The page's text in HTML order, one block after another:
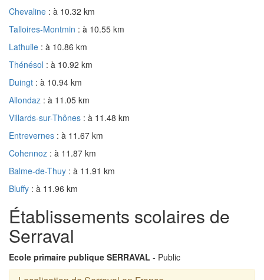
Chevaline : à 10.32 km
Talloires-Montmin : à 10.55 km
Lathuile : à 10.86 km
Thénésol : à 10.92 km
Duingt : à 10.94 km
Allondaz : à 11.05 km
Villards-sur-Thônes : à 11.48 km
Entrevernes : à 11.67 km
Cohennoz : à 11.87 km
Balme-de-Thuy : à 11.91 km
Bluffy : à 11.96 km
Établissements scolaires de
Serraval
Ecole primaire publique SERRAVAL - Public